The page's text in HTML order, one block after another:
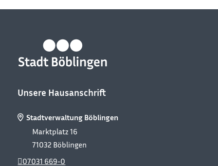
Unsere Hausanschrift
Stadtverwaltung Böblingen
Marktplatz 16
71032 Böblingen
07031 669-0